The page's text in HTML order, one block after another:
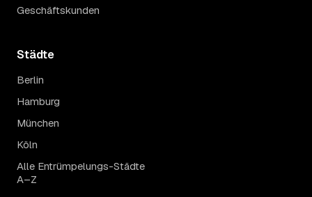
Geschäftskunden
Städte
Berlin
Hamburg
München
Köln
Alle Entrümpelungs-Städte
A–Z